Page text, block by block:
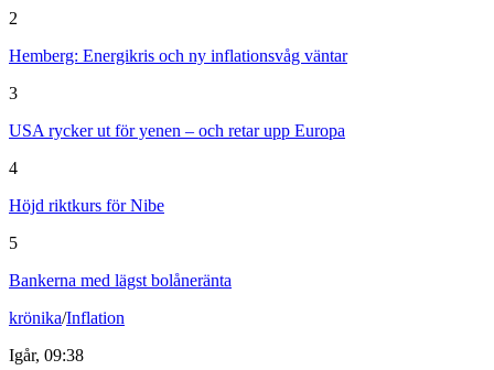
2
Hemberg: Energikris och ny inflationsvåg väntar
3
USA rycker ut för yenen – och retar upp Europa
4
Höjd riktkurs för Nibe
5
Bankerna med lägst bolåneränta
krönika/Inflation
Igår, 09:38